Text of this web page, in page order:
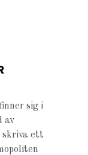
sig i
av
skriva ett